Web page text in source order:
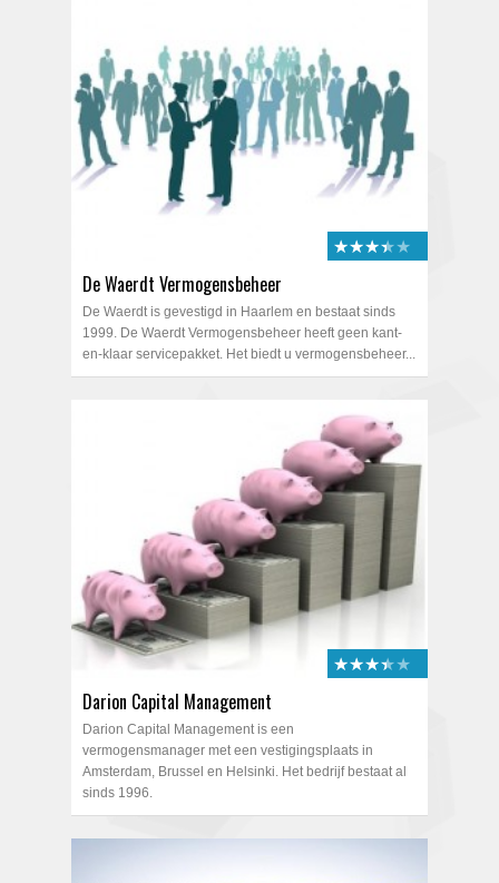
★★★★★
★★★★★
De Waerdt Vermogensbeheer
De Waerdt is gevestigd in Haarlem en bestaat sinds
1999. De Waerdt Vermogensbeheer heeft geen kant-
en-klaar servicepakket. Het biedt u vermogensbeheer...
★★★★★
★★★★★
Darion Capital Management
Darion Capital Management is een
vermogensmanager met een vestigingsplaats in
Amsterdam, Brussel en Helsinki. Het bedrijf bestaat al
sinds 1996.